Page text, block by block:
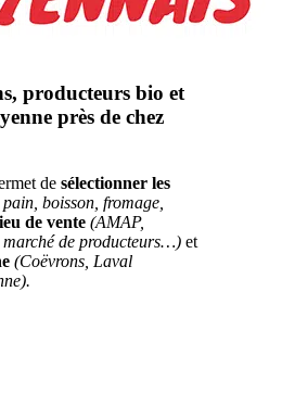
producteurs bio et
près de chez
de sélectionner les
boisson, fromage,
de vente (AMAP,
de producteurs…) et
(Coëvrons, Laval